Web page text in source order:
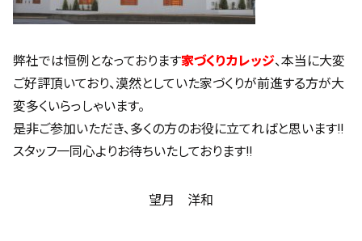
弊社では恒例となっております家づくりカレッジ、本当に大変
ご好評頂いており、漠然としていた家づくりが前進する方が大
変多くいらっしゃいます。
是非ご参加いただき、多くの方のお役に立てればと思います!!
スタッフ一同心よりお待ちいたしております!!
望月 洋和